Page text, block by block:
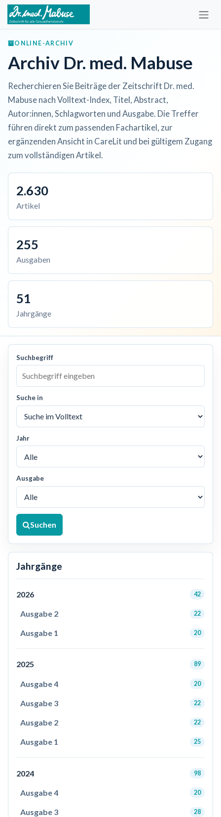
Zum Inhalt springen
ONLINE-ARCHIV
Archiv Dr. med. Mabuse
Recherchieren Sie Beiträge der Zeitschrift Dr. med.
Mabuse nach Volltext-Index, Titel, Abstract,
Autor:innen, Schlagworten und Ausgabe. Die Treffer
führen direkt zum passenden Fachartikel, zur
ergänzenden Ansicht in CareLit und bei gültigem Zugang
zum vollständigen Artikel.
2.630
Artikel
255
Ausgaben
51
Jahrgänge
Suchbegriff
Suche in
Jahr
Ausgabe
Suchen
Jahrgänge
2026 42
Ausgabe 2 22
Ausgabe 1 20
2025 89
Ausgabe 4 20
Ausgabe 3 22
Ausgabe 2 22
Ausgabe 1 25
2024 98
Ausgabe 4 20
Ausgabe 3 28